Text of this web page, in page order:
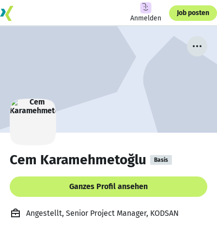
Anmelden
Job posten
Cem Karamehmetoğlu Basis
Ganzes Profil ansehen
Angestellt, Senior Project Manager, KODSAN